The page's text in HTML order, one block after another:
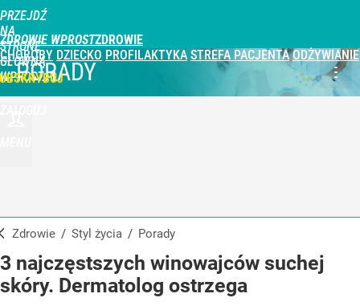
PRZEJDŹ
NA
STRONĘ
GŁÓWNĄ
WPROST.PL
ZDROWIE WPROST
CHOROBY DZIECKO PROFILAKTYKA STREFA PACJENTA ODŻYWIANIE
PORADY
Zdrowie / Styl życia / Porady
3 najczęstszych winowajców suchej
skóry. Dermatolog ostrzega